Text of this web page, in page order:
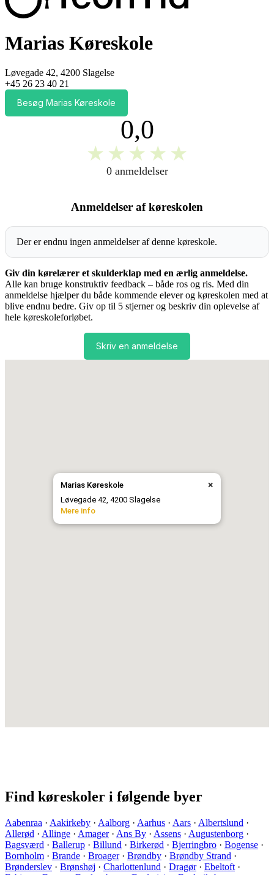
Marias Køreskole
Løvegade 42, 4200 Slagelse
+45 26 23 40 21
Besøg Marias Køreskole
0,0
★ ★ ★ ★ ★
0 anmeldelser
Anmeldelser af køreskolen
Der er endnu ingen anmeldelser af denne køreskole.
Giv din kørelærer et skulderklap med en ærlig anmeldelse.
Alle kan bruge konstruktiv feedback – både ros og ris. Med din
anmeldelse hjælper du både kommende elever og køreskolen med at
blive endnu bedre. Giv op til 5 stjerner og beskriv din oplevelse af
hele køreskoleforløbet.
Skriv en anmeldelse
×
Marias Køreskole
Løvegade 42, 4200 Slagelse
Mere info
Find køreskoler i følgende byer
Aabenraa · Aakirkeby · Aalborg · Aarhus · Aars · Albertslund ·
Allerød · Allinge · Amager· Ans By · Assens · Augustenborg ·
Bagsværd · Ballerup · Billund · Birkerød · Bjerringbro · Bogense ·
Bornholm · Brande · Broager· Brøndby · Brøndby Strand ·
Brønderslev · Brønshøj · Charlottenlund · Dragør· Ebeltoft ·